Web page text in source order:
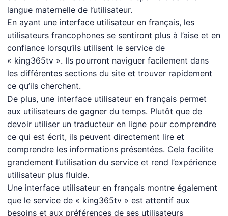
langue maternelle de l’utilisateur.
En ayant une interface utilisateur en français, les
utilisateurs francophones se sentiront plus à l’aise et en
confiance lorsqu’ils utilisent le service de
« king365tv ». Ils pourront naviguer facilement dans
les différentes sections du site et trouver rapidement
ce qu’ils cherchent.
De plus, une interface utilisateur en français permet
aux utilisateurs de gagner du temps. Plutôt que de
devoir utiliser un traducteur en ligne pour comprendre
ce qui est écrit, ils peuvent directement lire et
comprendre les informations présentées. Cela facilite
grandement l’utilisation du service et rend l’expérience
utilisateur plus fluide.
Une interface utilisateur en français montre également
que le service de « king365tv » est attentif aux
besoins et aux préférences de ses utilisateurs